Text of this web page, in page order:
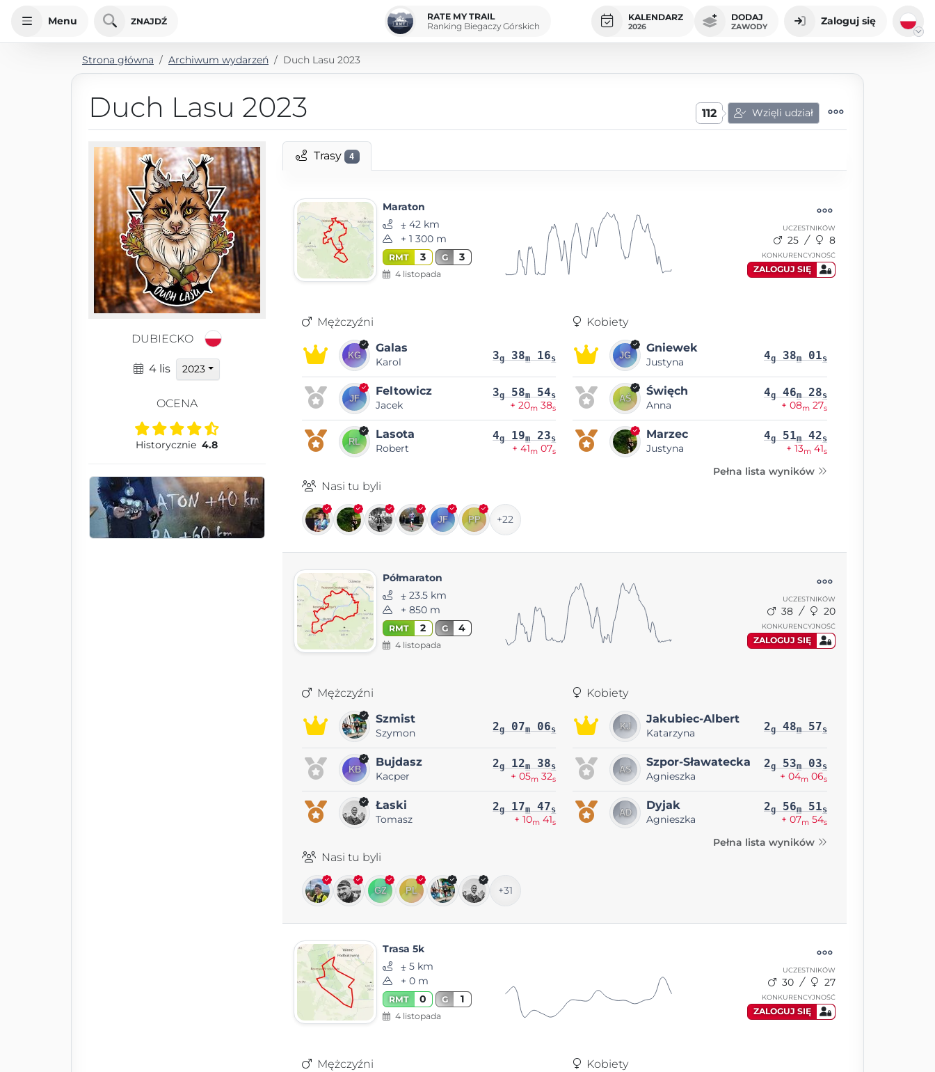
Menu ZNAJDŹ
RATE MY TRAIL
Ranking Biegaczy Górskich
KALENDARZ
2026
DODAJ
ZAWODY Zaloguj się
Strona główna Archiwum wydarzeń Duch Lasu 2023
Duch Lasu 2023 112 Wzięli udział
DUBIECKO
4 lis 2023
OCENA
Historycznie 4.8
Trasy 4
Maraton
⨦ 42 km
+ 1 300 m
RMT 3 G 3
4 listopada
UCZESTNIKÓW
25 8
KONKURENCYJNOŚĆ
ZALOGUJ SIĘ
Mężczyźni
Galas
Karol 3g 38m 16s
Feltowicz
Jacek
3g 58m 54s
+ 20m 38s
Lasota
Robert
4g 19m 23s
+ 41m 07s
Kobiety
Gniewek
Justyna 4g 38m 01s
Święch
Anna
4g 46m 28s
+ 08m 27s
Marzec
Justyna
4g 51m 42s
+ 13m 41s
Pełna lista wyników
Nasi tu byli
+22
Półmaraton
⨦ 23.5 km
+ 850 m
RMT 2 G 4
4 listopada
UCZESTNIKÓW
38 20
KONKURENCYJNOŚĆ
ZALOGUJ SIĘ
Mężczyźni
Szmist
Szymon 2g 07m 06s
Bujdasz
Kacper
2g 12m 38s
+ 05m 32s
Łaski
Tomasz
2g 17m 47s
+ 10m 41s
Kobiety
Jakubiec-Albert
Katarzyna 2g 48m 57s
Szpor-Sławatecka
Agnieszka
2g 53m 03s
+ 04m 06s
Dyjak
Agnieszka
2g 56m 51s
+ 07m 54s
Pełna lista wyników
Nasi tu byli
+31
Trasa 5k
⨦ 5 km
+ 0 m
RMT 0 G 1
4 listopada
UCZESTNIKÓW
30 27
KONKURENCYJNOŚĆ
ZALOGUJ SIĘ
Mężczyźni
Kobiety